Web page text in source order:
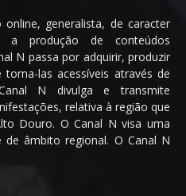
generalista, de caracter
a produção de conteúdos
N passa por adquirir, produzir
las acessíveis através de
N divulga e transmite
relativa à região que
Douro. O Canal N visa uma
de âmbito regional. O Canal N